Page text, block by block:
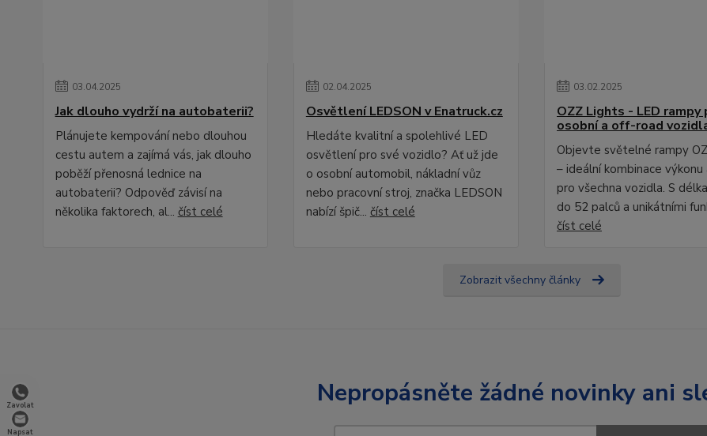
Zavolat
Napsat
03.04.2025
Jak dlouho vydrží na autobaterii?
Plánujete kempování nebo dlouhou
cestu autem a zajímá vás, jak dlouho
poběží přenosná lednice na
autobaterii? Odpověď závisí na
několika faktorech, al... číst celé
02.04.2025
Osvětlení LEDSON v Enatruck.cz
Hledáte kvalitní a spolehlivé LED
osvětlení pro své vozidlo? Ať už jde
o osobní automobil, nákladní vůz
nebo pracovní stroj, značka LEDSON
nabízí špič... číst celé
03.02.2025
OZZ Lights - LED rampy
osobní a off-road
Objevte světelné rampy
– ideální kombinace
pro všechna vozidla. S
do 52 palců a unikátními
číst celé
Zobrazit všechny články
Nepropásněte žádné novinky ani